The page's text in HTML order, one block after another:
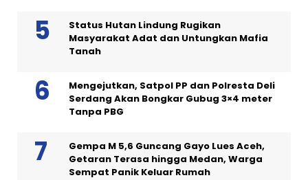
Status Hutan Lindung Rugikan
Masyarakat Adat dan Untungkan Mafia
Tanah
Mengejutkan, Satpol PP dan Polresta Deli
Serdang Akan Bongkar Gubug 3×4 meter
Tanpa PBG
Gempa M 5,6 Guncang Gayo Lues Aceh,
Getaran Terasa hingga Medan, Warga
Sempat Panik Keluar Rumah